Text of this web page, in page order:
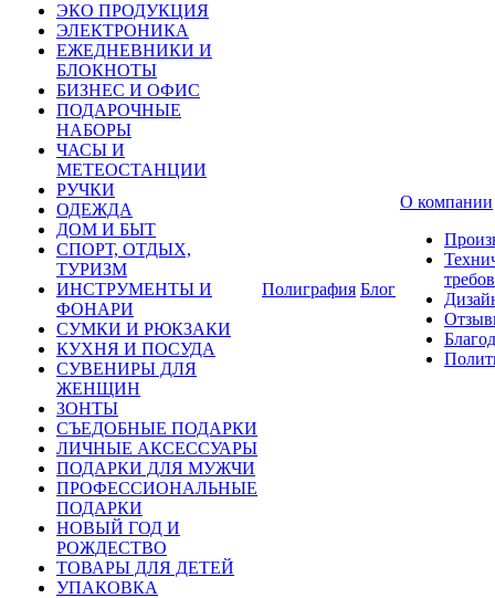
ЭКО ПРОДУКЦИЯ
ЭЛЕКТРОНИКА
ЕЖЕДНЕВНИКИ И
БЛОКНОТЫ
БИЗНЕС И ОФИС
ПОДАРОЧНЫЕ
НАБОРЫ
ЧАСЫ И
МЕТЕОСТАНЦИИ
РУЧКИ
ОДЕЖДА
ДОМ И БЫТ
СПОРТ, ОТДЫХ,
ТУРИЗМ
ИНСТРУМЕНТЫ И
ФОНАРИ
СУМКИ И РЮКЗАКИ
КУХНЯ И ПОСУДА
СУВЕНИРЫ ДЛЯ
ЖЕНЩИН
ЗОНТЫ
СЪЕДОБНЫЕ ПОДАРКИ
ЛИЧНЫЕ АКСЕССУАРЫ
ПОДАРКИ ДЛЯ МУЖЧИ
ПРОФЕССИОНАЛЬНЫЕ
ПОДАРКИ
НОВЫЙ ГОД И
РОЖДЕСТВО
ТОВАРЫ ДЛЯ ДЕТЕЙ
УПАКОВКА
Полиграфия Блог
О компании